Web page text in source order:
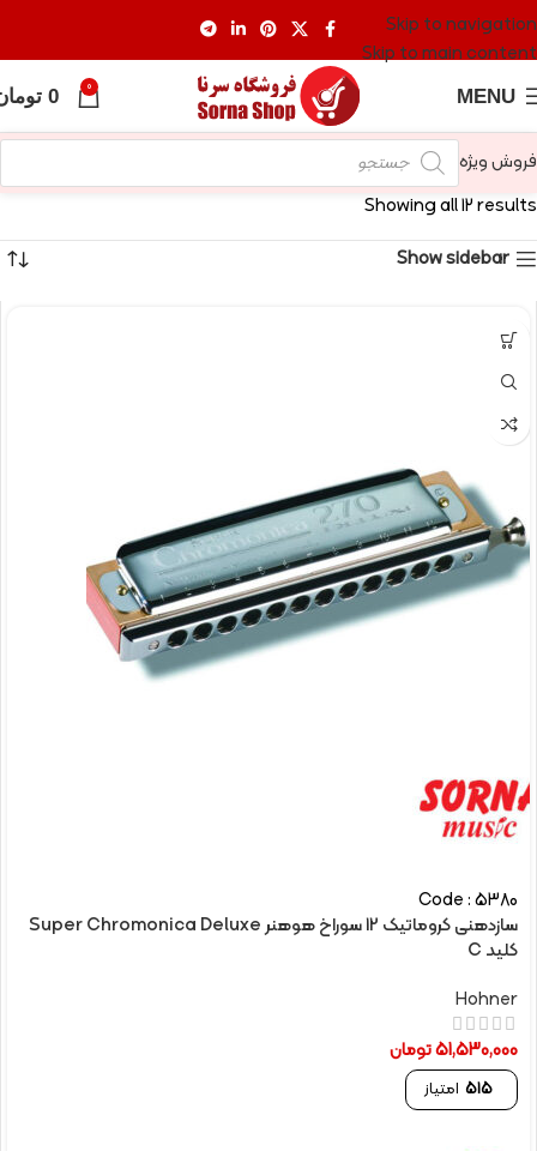
Skip to navigation
Skip to main content
MENU
0
0
فروش ویژه
Showing all 12 results
Show sidebar
Code : 5380
سازدهنی کروماتیک 12 سوراخ هوهنر Super Chromonica Deluxe
کلید C
Hohner
51,530,000تومان
515 امتیاز